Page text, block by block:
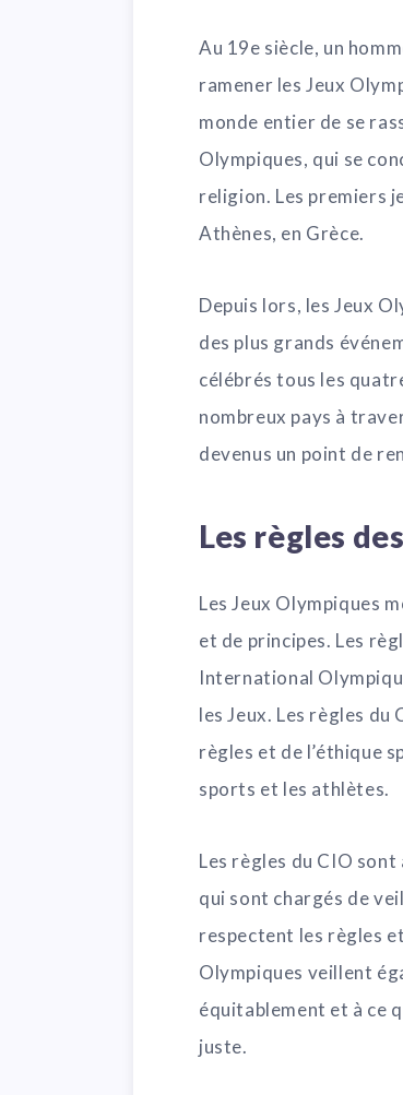
Au 19e siècle, un
ramener les Jeux
monde entier de se
Olympiques, qui se
religion. Les premiers
Athènes, en Grèce.
Depuis lors, les Jeux
des plus grands
célébrés tous les
nombreux pays à
devenus un point de
Les règles
Les Jeux Olympiques
et de principes. Les
International
les Jeux. Les règles
règles et de l’éthique
sports et les athlètes.
Les règles du CIO
qui sont chargés de
respectent les règles
Olympiques veillent
équitablement et à ce
juste.